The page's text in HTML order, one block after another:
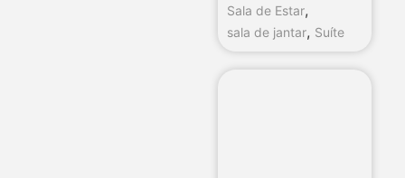
Sala de Estar,
sala de jantar, Suíte